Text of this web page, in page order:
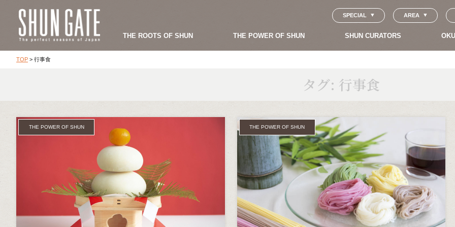
SPECIAL AREA
THE ROOTS OF SHUN THE POWER OF SHUN SHUN CURATORS
TOP > 行事食
タグ: 行事食
THE POWER OF SHUN THE POWER OF SHUN